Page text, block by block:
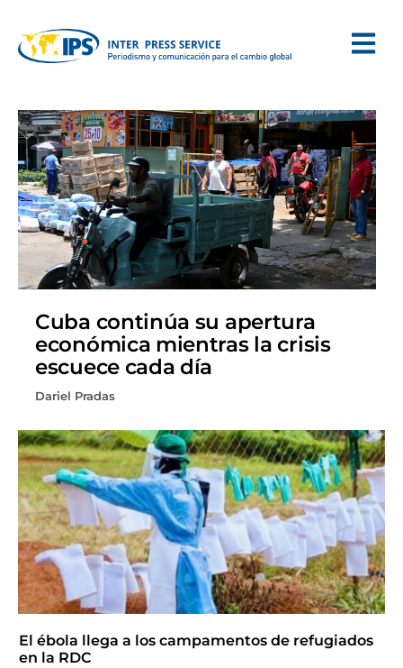
Cuba continúa su apertura
económica mientras la crisis
escuece cada día
Dariel Pradas
El ébola llega a los campamentos de refugiados
en la RDC